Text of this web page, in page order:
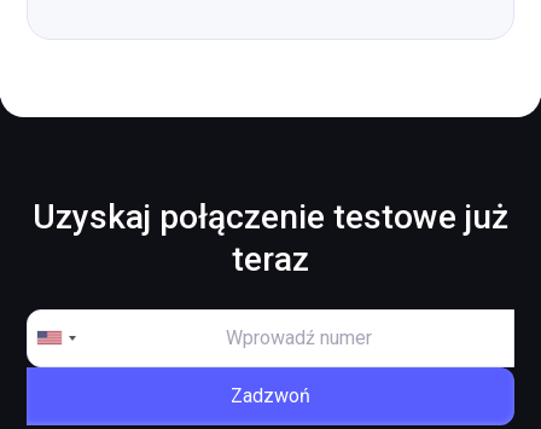
Uzyskaj połączenie testowe już
teraz